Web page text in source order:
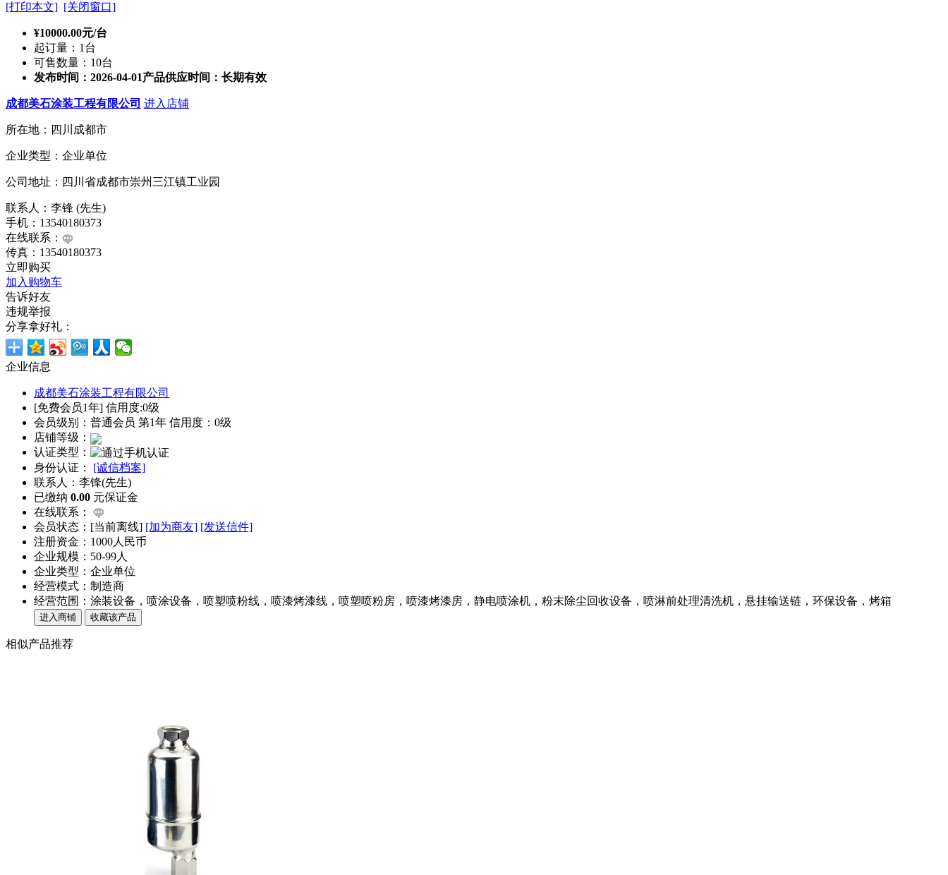
[打印本文] [关闭窗口]
¥10000.00元/台
起订量：1台
可售数量：10台
发布时间：2026-04-01产品供应时间：长期有效
成都美石涂装工程有限公司 进入店铺
所在地：四川成都市
企业类型：企业单位
公司地址：四川省成都市崇州三江镇工业园
联系人：李锋 (先生)
手机：13540180373
在线联系：
传真：13540180373
立即购买
加入购物车
告诉好友
违规举报
分享拿好礼：
企业信息
成都美石涂装工程有限公司
[免费会员1年] 信用度:0级
会员级别：普通会员 第1年 信用度：0级
店铺等级：
认证类型：
身份认证： [诚信档案]
联系人：李锋(先生)
已缴纳 0.00 元保证金
在线联系：
会员状态：[当前离线] [加为商友] [发送信件]
注册资金：1000人民币
企业规模：50-99人
企业类型：企业单位
经营模式：制造商
经营范围：涂装设备，喷涂设备，喷塑喷粉线，喷漆烤漆线，喷塑喷粉房，喷漆烤漆房，静电喷涂机，粉末除尘回收设备，喷淋前处理清洗机，悬挂输送链，环保设备，烤箱
进入商铺 收藏该产品
相似产品推荐